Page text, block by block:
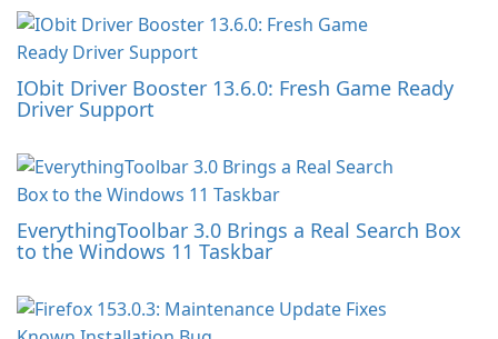
IObit Driver Booster 13.6.0: Fresh Game Ready
Driver Support
EverythingToolbar 3.0 Brings a Real Search Box
to the Windows 11 Taskbar